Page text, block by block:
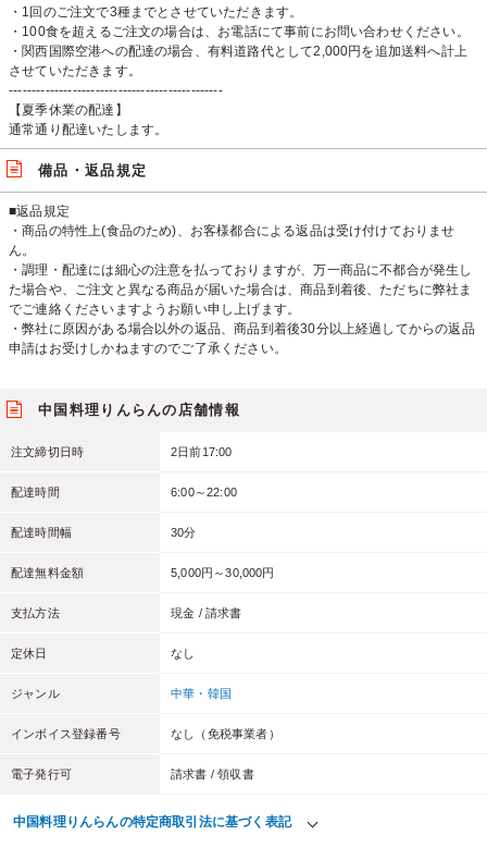
・1回のご注文で3種までとさせていただきます。
・100食を超えるご注文の場合は、お電話にて事前にお問い合わせください。
・関西国際空港への配達の場合、有料道路代として2,000円を追加送料へ計上
させていただきます。
-----------------------------------------------
【夏季休業の配達】
通常通り配達いたします。
備品・返品規定
■返品規定
・商品の特性上(食品のため)、お客様都合による返品は受け付けておりませ
ん。
・調理・配達には細心の注意を払っておりますが、万一商品に不都合が発生し
た場合や、ご注文と異なる商品が届いた場合は、商品到着後、ただちに弊社ま
でご連絡くださいますようお願い申し上げます。
・弊社に原因がある場合以外の返品、商品到着後30分以上経過してからの返品
申請はお受けしかねますのでご了承ください。
中国料理りんらんの店舗情報
注文締切日時 2日前17:00
配達時間 6:00～22:00
配達時間幅 30分
配達無料金額 5,000円～30,000円
支払方法 現金 / 請求書
定休日 なし
ジャンル 中華・韓国
インボイス登録番号 なし（免税事業者）
電子発行可 請求書 / 領収書
中国料理りんらんの特定商取引法に基づく表記